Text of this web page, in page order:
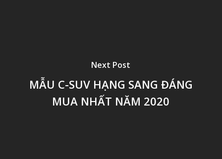
Next Post
MẪU C-SUV HẠNG SANG ĐÁNG
MUA NHẤT NĂM 2020